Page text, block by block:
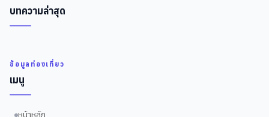
บทความล่าสุด
ข้อมูลท่องเที่ยว
เมนู
หน้าหลัก